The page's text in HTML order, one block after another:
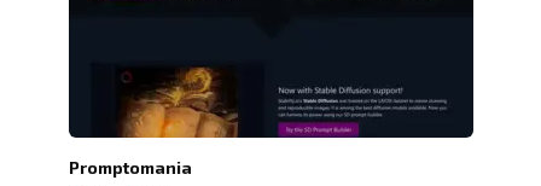
Promptomania